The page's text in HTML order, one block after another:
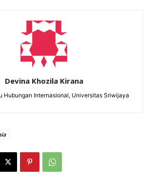
Devina Khozila Kirana
Hubungan Internasional, Universitas Sriwijaya